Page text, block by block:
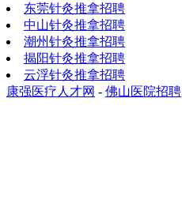
东莞针灸推拿招聘
中山针灸推拿招聘
潮州针灸推拿招聘
揭阳针灸推拿招聘
云浮针灸推拿招聘
康强医疗人才网 - 佛山医院招聘